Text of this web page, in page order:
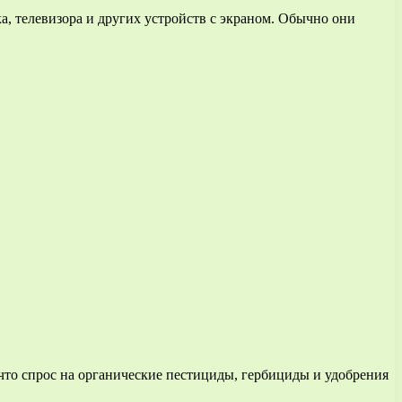
телевизора и других устройств с экраном. Обычно они
спрос на органические пестициды, гербициды и удобрения